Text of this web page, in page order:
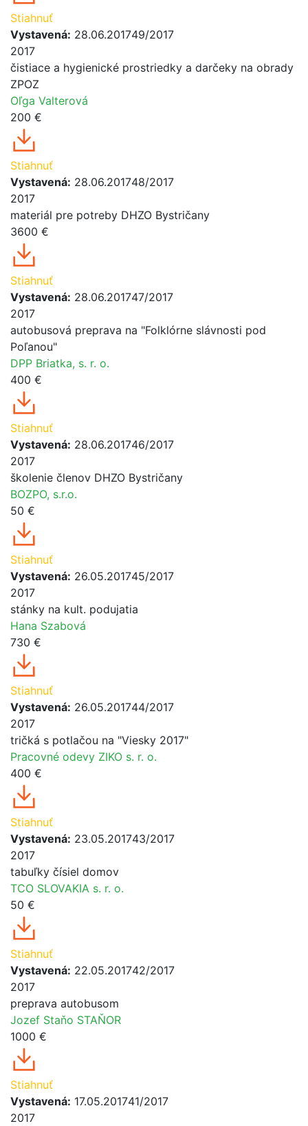
Stiahnuť
Vystavená: 28.06.201749/2017
2017
čistiace a hygienické prostriedky a darčeky na obrady
ZPOZ
Oľga Valterová
200 €
Stiahnuť
Vystavená: 28.06.201748/2017
2017
materiál pre potreby DHZO Bystričany
3600 €
Stiahnuť
Vystavená: 28.06.201747/2017
2017
autobusová preprava na "Folklórne slávnosti pod
Poľanou"
DPP Briatka, s. r. o.
400 €
Stiahnuť
Vystavená: 28.06.201746/2017
2017
školenie členov DHZO Bystričany
BOZPO, s.r.o.
50 €
Stiahnuť
Vystavená: 26.05.201745/2017
2017
stánky na kult. podujatia
Hana Szabová
730 €
Stiahnuť
Vystavená: 26.05.201744/2017
2017
tričká s potlačou na "Viesky 2017"
Pracovné odevy ZIKO s. r. o.
400 €
Stiahnuť
Vystavená: 23.05.201743/2017
2017
tabuľky čísiel domov
TCO SLOVAKIA s. r. o.
50 €
Stiahnuť
Vystavená: 22.05.201742/2017
2017
preprava autobusom
Jozef Staňo STAŇOR
1000 €
Stiahnuť
Vystavená: 17.05.201741/2017
2017